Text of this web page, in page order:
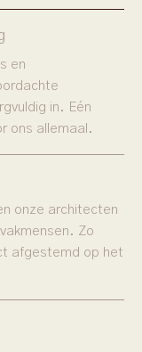
en
in. Eén
ons allemaal.
onze architecten
Zo
afgestemd op het